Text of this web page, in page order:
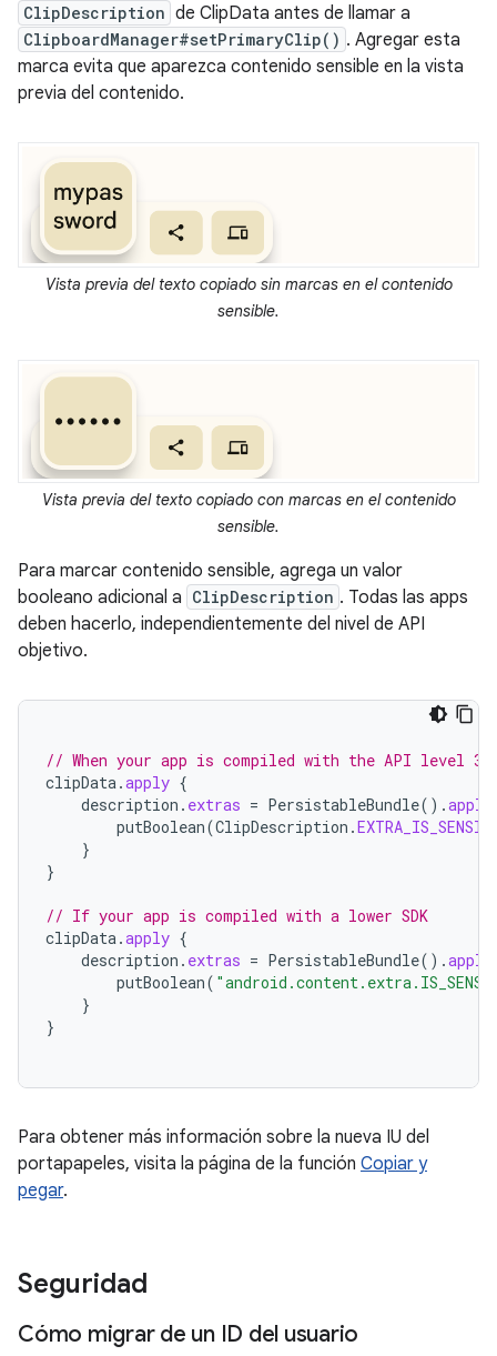
ClipDescription de ClipData antes de llamar a
ClipboardManager#setPrimaryClip() . Agregar esta
marca evita que aparezca contenido sensible en la vista
previa del contenido.
Vista previa del texto copiado sin marcas en el contenido
sensible.
Vista previa del texto copiado con marcas en el contenido
sensible.
Para marcar contenido sensible, agrega un valor
booleano adicional a ClipDescription . Todas las apps
deben hacerlo, independientemente del nivel de API
objetivo.
// When your app is compiled with the API level 33
clipData .apply {
description . extras = PersistableBundle().apply
putBoolean(ClipDescription .
}
}
// If your app is compiled with a lower SDK
clipData .apply {
description . extras = PersistableBundle().apply
putBoolean(
}
}
Para obtener más información sobre la nueva IU del
portapapeles, visita la página de la función Copiar y
pegar.
Seguridad
Cómo migrar de un ID del usuario